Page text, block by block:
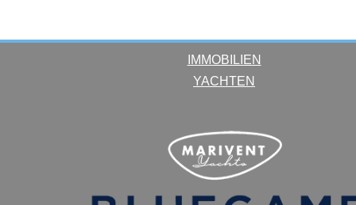
IMMOBILIEN
YACHTEN